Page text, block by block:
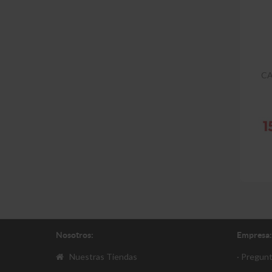
Nosotros:
Nuestras Tiendas
Empresa:
·